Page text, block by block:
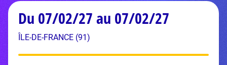
Du 07/02/27 au 07/02/27
ÎLE-DE-FRANCE (91)